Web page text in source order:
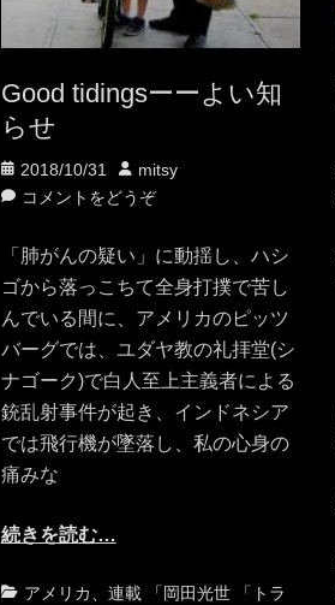
Good tidingsーーよい知
らせ
投
稿
2018/10/31
投
稿
mitsy
コメントをどうぞ
「肺がんの疑い」に動揺し、ハシ
ゴから落っこちて全身打撲で苦し
んでいる間に、アメリカのピッツ
バーグでは、ユダヤ教の礼拝堂(シ
ナゴーク)で白人至上主義者による
銃乱射事件が起き、インドネシア
では飛行機が墜落し、私の心身の
痛みな
続きを読む…
カ アメリカ
連載 「岡田光世 「トラ